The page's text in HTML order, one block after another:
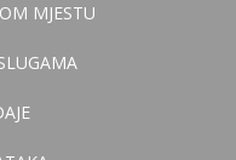
MJESTU